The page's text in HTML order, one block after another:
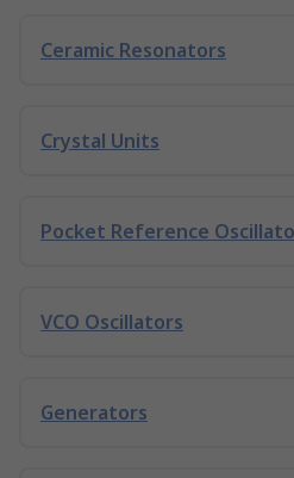
Ceramic Resonators
Crystal Units
Pocket Reference
VCO Oscillators
Generators